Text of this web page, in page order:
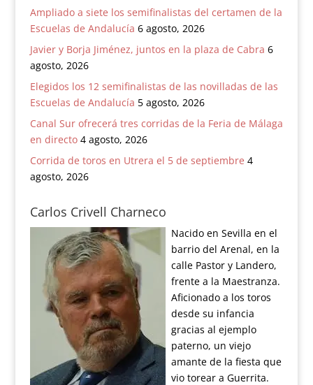
Ampliado a siete los semifinalistas del certamen de la
Escuelas de Andalucía 6 agosto, 2026
Javier y Borja Jiménez, juntos en la plaza de Cabra 6
agosto, 2026
Elegidos los 12 semifinalistas de las novilladas de las
Escuelas de Andalucía 5 agosto, 2026
Canal Sur ofrecerá tres corridas de la Feria de Málaga
en directo 4 agosto, 2026
Corrida de toros en Utrera el 5 de septiembre 4
agosto, 2026
Carlos Crivell Charneco
Nacido en Sevilla en el
barrio del Arenal, en la
calle Pastor y Landero,
frente a la Maestranza.
Aficionado a los toros
desde su infancia
gracias al ejemplo
paterno, un viejo
amante de la fiesta que
vio torear a Guerrita.